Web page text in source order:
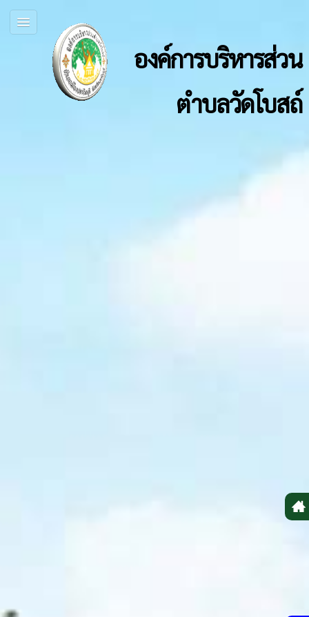
องค์การบริหารส่วน
ตำบลวัดโบสถ์